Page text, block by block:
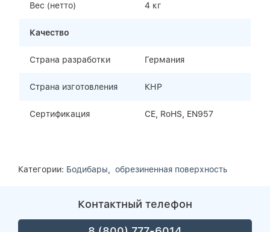
Вес (нетто) 4 кг
Качество
Страна разработки Германия
Страна изготовления КНР
Сертификация CE, RoHS, EN957
Категории: Бодибары, обрезиненная поверхность
Контактный телефон